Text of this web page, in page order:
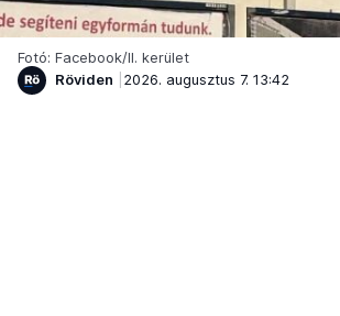
Fotó: Facebook/II. kerület
Röviden
2026. augusztus 7. 13:42